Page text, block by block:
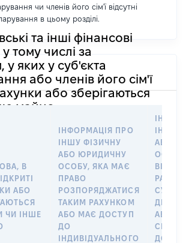
чи членів його сім'ї відсутні
в цьому розділі.
та інші фінансові
тому числі за
яких у суб'єкта
або членів його сім'ї
або зберігаються
майно
В
АБО
ЧИ ІНШЕ
ІНФОРМАЦІЯ ПРО
ІНШУ ФІЗИЧНУ
АБО ЮРИДИЧНУ
ОСОБУ, ЯКА МАЄ
ПРАВО
РОЗПОРЯДЖАТИСЯ
ТАКИМ РАХУНКОМ
АБО МАЄ ДОСТУП
ДО
ІНДИВІДУАЛЬНОГО
ІНШУ
АБО
АБО
СІМ’Ї